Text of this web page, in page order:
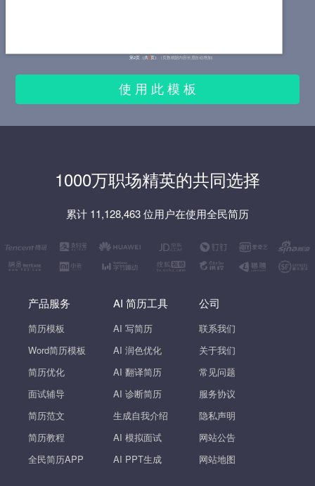
第2页（共2页） （页数根据内容长度自动增加）
使 用 此 模 板
1000万职场精英的共同选择
累计 11,128,463 位用户在使用全民简历
产品服务
简历模板
Word简历模板
简历优化
面试辅导
简历范文
简历教程
全民简历APP
AI 简历工具
AI 写简历
AI 润色优化
AI 翻译简历
AI 诊断简历
生成自我介绍
AI 模拟面试
AI PPT生成
公司
联系我们
关于我们
常见问题
服务协议
隐私声明
网站公告
网站地图